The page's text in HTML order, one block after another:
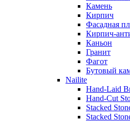
Камень
Кирпич
Фасадная
Кирпич-
Каньон
Гранит
Фагот
Бутовый
Nailite
Hand-Laid
Hand-Cut
Stacked
Stacked